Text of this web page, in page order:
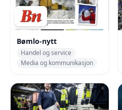
Bømlo-nytt
Handel og service
Media og kommunikasjon